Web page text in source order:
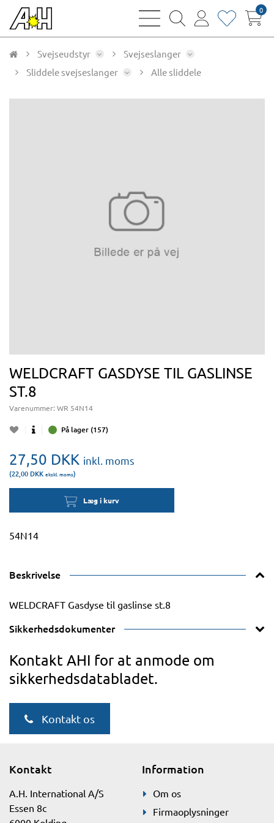
bars
magnifying
user
heart0
Svejseudstyr
Svejseslanger
Sliddele svejseslanger
Alle sliddele
WELDCRAFT GASDYSE TIL GASLINSE
ST.8
Varenummer: WR 54N14
På lager (157)
27,50 DKK inkl. moms
(22,00 DKK ekskl. moms)
Læg i kurv
54N14
Beskrivelse
WELDCRAFT Gasdyse til gaslinse st.8
Sikkerhedsdokumenter
Kontakt AHI for at anmode om
sikkerhedsdatabladet.
Kontakt os
Kontakt
A.H. International A/S
Essen 8c
Information
Om os
Firmaoplysninger